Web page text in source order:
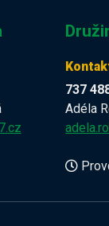
737
Adéla